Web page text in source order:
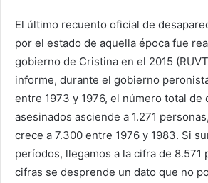
El último recuento oficial de
por el estado de aquella época fue
gobierno de Cristina en el 2015
informe, durante el gobierno
entre 1973 y 1976, el número total de
asesinados asciende a 1.271
crece a 7.300 entre 1976 y 1983. Si
períodos, llegamos a la cifra de 8.571
cifras se desprende un dato que no